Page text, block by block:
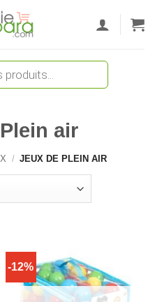
air
/ JEUX DE PLEIN AIR
-12%